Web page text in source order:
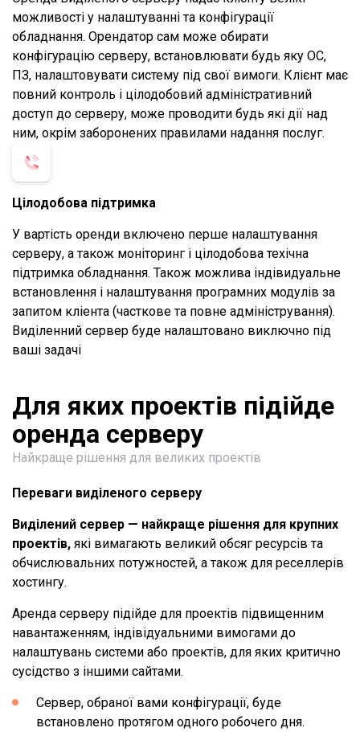
можливості у налаштуванні та конфігурації
обладнання. Орендатор сам може обирати
конфігурацію серверу, встановлювати будь яку ОС,
ПЗ, налаштовувати систему під свої вимоги. Клієнт має
повний контроль і цілодобовий адміністративний
доступ до серверу, може проводити будь які дії над
ним, окрім заборонених правилами надання послуг.
Цілодобова підтримка
У вартість оренди включено перше налаштування
серверу, а також моніторинг і цілодобова техічна
підтримка обладнання. Також можлива індівидуальне
встановлення і налаштування програмних модулів за
запитом кліента (часткове та повне адміністрування).
Виділенний сервер буде налаштовано виключно під
ваші задачі
Для яких проектів підійде
оренда серверу
Найкраще рішення для великих проектів
Переваги виділеного серверу
Виділений сервер — найкраще рішення для крупних
проектів, які вимагають великий обсяг ресурсів та
обчислювальних потужностей, а також для реселлерів
хостингу.
Аренда серверу підійде для проектів підвищенним
навантаженням, індівідуальними вимогами до
налаштувань системи або проектів, для яких критично
сусідство з іншими сайтами.
Сервер, обраної вами конфігурації, буде
встановлено протягом одного робочего дня.